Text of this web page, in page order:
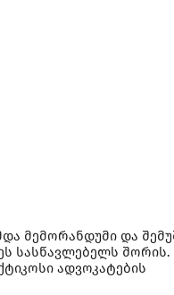
მემორანდუმი და
სასწავლებელს
ადვოკატების